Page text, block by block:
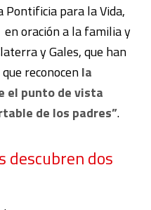
Pontificia para la Vida,
en oración a la familia y
y Gales, que han
reconocenla
el punto de vista
de los padres”.
descubren dos